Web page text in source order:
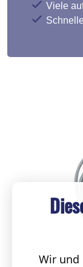
Viele
Wir und